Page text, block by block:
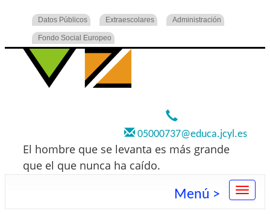
Datos Públicos Extraescolares Administración
Fondo Social Europeo
05000737@educa.jcyl.es
El hombre que se levanta es más grande
que el que nunca ha caído.
Menú >